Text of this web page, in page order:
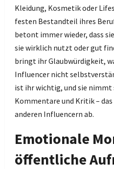
Kleidung, Kosmetik oder
festen Bestandteil ihres
betont immer wieder, dass
sie wirklich nutzt oder gut
bringt ihr Glaubwürdigkeit,
Influencer nicht
ist ihr wichtig, und sie nimmt
Kommentare und Kritik –
anderen Influencern ab.
Emotionale
öffentliche